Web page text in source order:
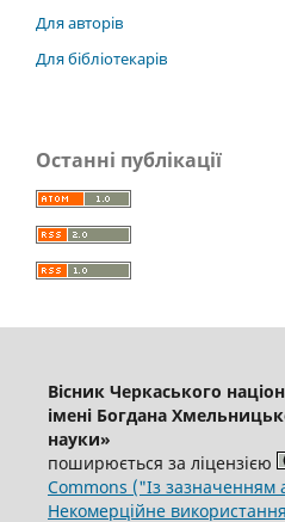
Для авторів
Для бібліотекарів
Останні публікації
Вісник Черкаського
імені Богдана
науки»
поширюється за ліцензією
Commons ("Із зазначенням
Некомерційне